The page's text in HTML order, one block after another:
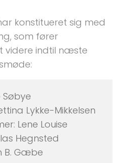
konstitueret sig med
som fører
videre indtil næste
Lykke-Mikkelsen
Lene Louise
Hegnsted
B. Gæbe